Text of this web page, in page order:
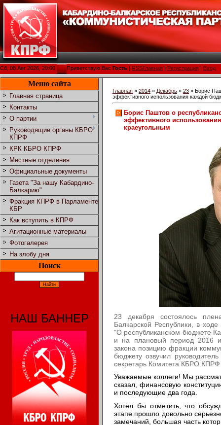
Сб, 08 Авг 2026, 20:00 Приветствую Вас Гость RSSГлавная Регистрация Вход
Меню сайта
Главная страница
Контакты
О партии
Руководящие органы КБРО
КПРФ
КРК КБРО КПРФ
Местные отделения
Официальные документы
Газета "За нашу Кабардино-
Балкарию"
Фракция КПРФ в Парламенте
КБР
Как вступить в КПРФ
Агитационные материалы
Фотогалерея
На злобу дня
Поиск
НАШ БАННЕР
Главная » 2014 » Декабрь » 23 » Борис
эффективного использования каждой
Борис Паштов о
эффективного
краеугольным
23 декабря состоялось
Балкарской Республики, в
"О республиканском бюджете
и на плановый период 2016
закона позицию фракции
бюджету озвучил
секретарь Комитета КБРО
Уважаемые коллеги! Мы
сказал, финансовую
и последующие два года.
Хотел бы отметить, что
этапе прошло довольно
замечаний, большая часть